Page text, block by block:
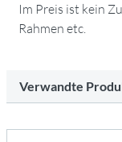
Im Preis ist kein
Rahmen etc.
Verwandte